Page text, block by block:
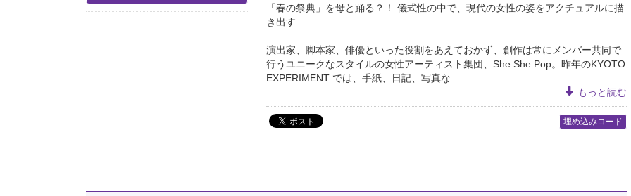
「春の祭典」を母と踊る？！ 儀式性の中で、現代の女性の姿をアクチュアルに描
き出す
演出家、脚本家、俳優といった役割をあえておかず、創作は常にメンバー共同で
行うユニークなスタイルの女性アーティスト集団、She She Pop。昨年のKYOTO
EXPERIMENT では、手紙、日記、写真な...
もっと読む
埋め込みコード